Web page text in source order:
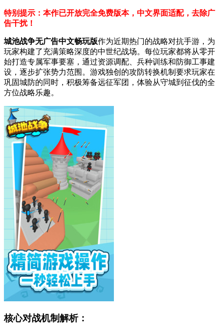
特别提示：本作已开放完全免费版本，中文界面适配，去除广
告干扰！
城池战争无广告中文畅玩版作为近期热门的战略对抗手游，为
玩家构建了充满策略深度的中世纪战场。每位玩家都将从零开
始打造专属军事要塞，通过资源调配、兵种训练和防御工事建
设，逐步扩张势力范围。游戏独创的攻防转换机制要求玩家在
巩固城防的同时，积极筹备远征军团，体验从守城到征伐的全
方位战略乐趣。
核心对战机制解析：